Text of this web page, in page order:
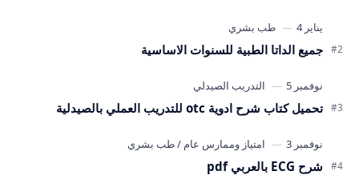
جميع الداتا الطبية للسنوات الاساسية
تحميل كتاب شرح ادوية otc للتدريب العملي بالصيدلية
شرح ECG بالعربي pdf